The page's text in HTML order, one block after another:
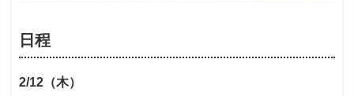
日程
2/12（木）